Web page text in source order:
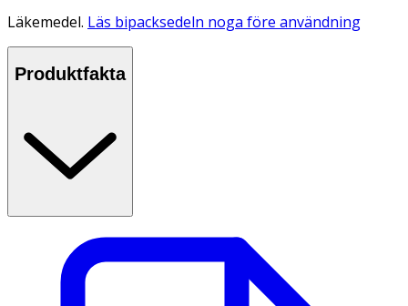
Läkemedel. Läs bipacksedeln noga före användning
Produktfakta